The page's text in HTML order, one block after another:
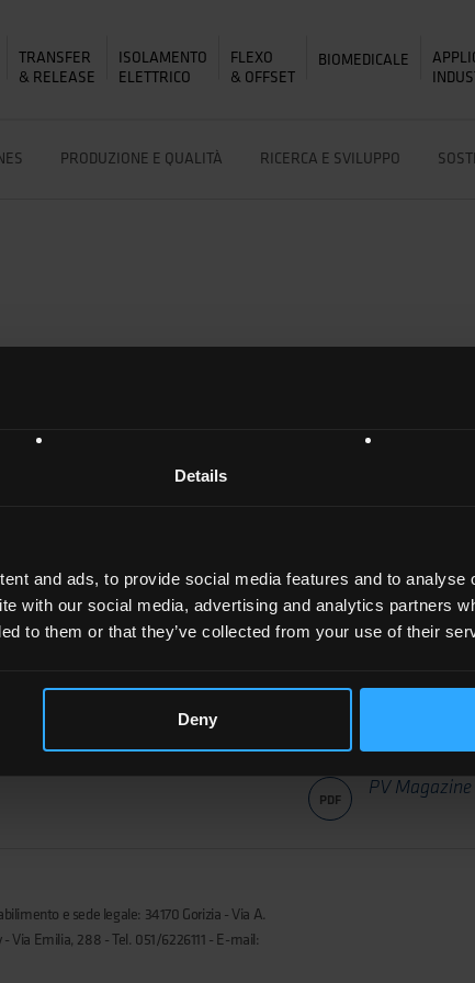
Details
and ads, to provide social media features and to analyse
with our social media, advertising and analytics partners
to them or that they’ve collected from your use of their
Deny
TRANSFER
& RELEASE
ISOLAMENTO
ELETTRICO
FLEXO
& OFFSET
BIOMEDICALE
PRODUZIONE E QUALITÀ RICERCA E SVILUPPO
@
Becky Beetz ha
Luigi Miciano, che
solari dagli anni '80,
come l'azienda
catena del valore
PDF
PV
e sede legale: 34170 Gorizia - Via A.
Via Emilia, 288 - Tel. 051/6226111 - E-mail: